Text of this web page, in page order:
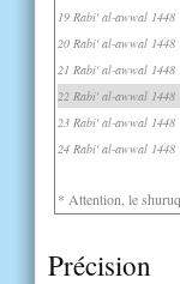
19 Rabi' al-awwal 1448
20 Rabi' al-awwal 1448
21 Rabi' al-awwal 1448
22 Rabi' al-awwal 1448
23 Rabi' al-awwal 1448
24 Rabi' al-awwal 1448
* Attention, le
Précision